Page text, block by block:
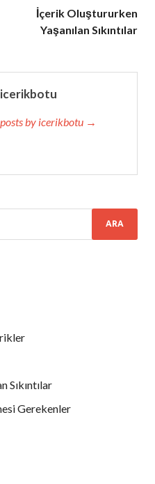
İçerik Oluştururken
Yaşanılan Sıkıntılar
by icerikbotu →
Sıkıntılar
Gerekenler